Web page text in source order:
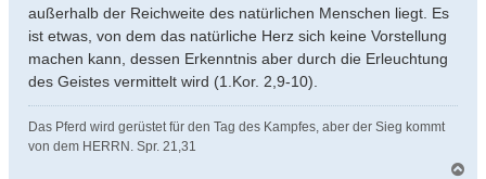
außerhalb der Reichweite des natürlichen Menschen liegt. Es
ist etwas, von dem das natürliche Herz sich keine Vorstellung
machen kann, dessen Erkenntnis aber durch die Erleuchtung
des Geistes vermittelt wird (1.Kor. 2,9-10).
Das Pferd wird gerüstet für den Tag des Kampfes, aber der Sieg kommt
von dem HERRN. Spr. 21,31